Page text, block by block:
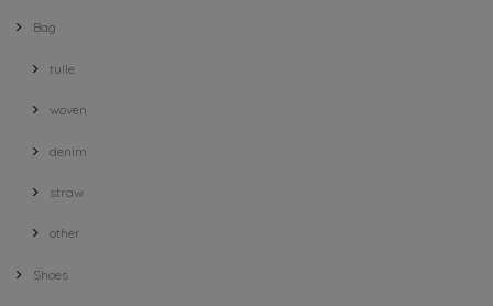
Bag
tulle
woven
denim
straw
other
Shoes